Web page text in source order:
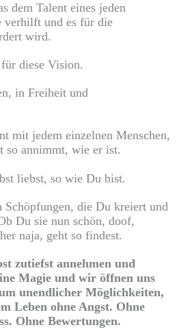
dem Talent eines jeden
verhilft und es für die
wird.
diese Vision.
in Freiheit und
mit jedem einzelnen Menschen,
so annimmt, wie er ist.
liebst, so wie Du bist.
die Du kreiert und
Du sie nun schön, doof,
naja, geht so findest.
zutiefst annehmen und
Magie und wir öffnen uns
unendlicher Möglichkeiten,
Leben ohne Angst. Ohne
Ohne Bewertungen.